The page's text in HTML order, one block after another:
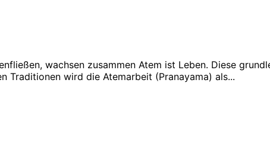
wachsen zusammen Atem ist Leben. Diese
Traditionen wird die Atemarbeit (Pranayama) als...